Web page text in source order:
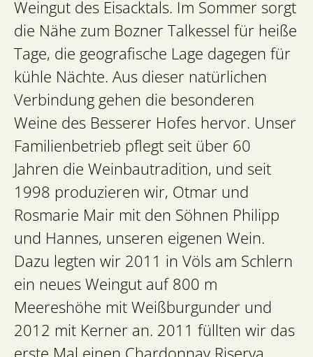
Weingut des Eisacktals. Im Sommer sorgt
die Nähe zum Bozner Talkessel für heiße
Tage, die geografische Lage dagegen für
kühle Nächte. Aus dieser natürlichen
Verbindung gehen die besonderen
Weine des Besserer Hofes hervor. Unser
Familienbetrieb pflegt seit über 60
Jahren die Weinbautradition, und seit
1998 produzieren wir, Otmar und
Rosmarie Mair mit den Söhnen Philipp
und Hannes, unseren eigenen Wein.
Dazu legten wir 2011 in Völs am Schlern
ein neues Weingut auf 800 m
Meereshöhe mit Weißburgunder und
2012 mit Kerner an. 2011 füllten wir das